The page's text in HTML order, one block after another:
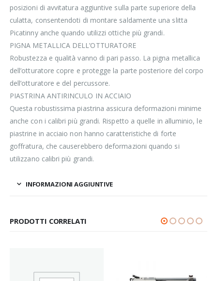
posizioni di avvitatura aggiuntive sulla parte superiore della
culatta, consentendoti di montare saldamente una slitta
Picatinny anche quando utilizzi ottiche più grandi.
PIGNA METALLICA DELL’OTTURATORE
Robustezza e qualità vanno di pari passo. La pigna metallica
dell’otturatore copre e protegge la parte posteriore del corpo
dell’otturatore e del percussore.
PIASTRINA ANTIRINCULO IN ACCIAIO
Questa robustissima piastrina assicura deformazioni minime
anche con i calibri più grandi. Rispetto a quelle in alluminio, le
piastrine in acciaio non hanno caratteristiche di forte
goffratura, che causerebbero deformazioni quando si
utilizzano calibri più grandi.
INFORMAZIONI AGGIUNTIVE
PRODOTTI CORRELATI